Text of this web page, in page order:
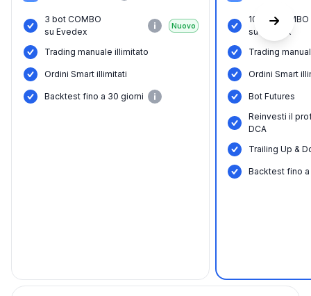
3 bot COMBO
su Evedex
Nuovo
Trading manuale illimitato
Ordini Smart illimitati
Backtest fino a 30 giorni
10 bot COMBO
su Evedex
Trading
Ordini Smart
Bot Futures
Reinvesti il
DCA
Trailing Up &
Backtest fino a